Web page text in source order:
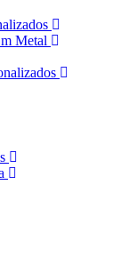
Metal